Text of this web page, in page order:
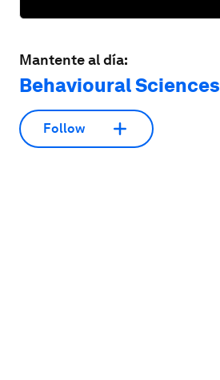
Mantente al día:
Behavioural Sciences
Follow